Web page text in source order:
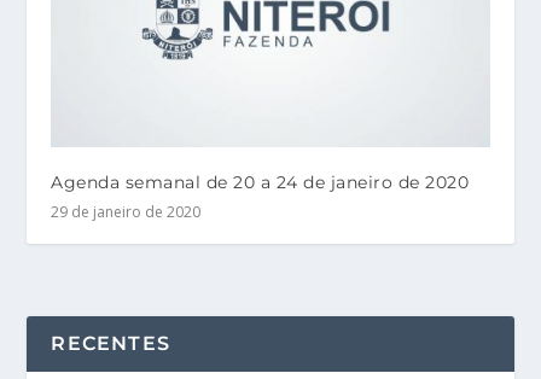
Agenda semanal de 20 a 24 de janeiro de 2020
29 de janeiro de 2020
RECENTES